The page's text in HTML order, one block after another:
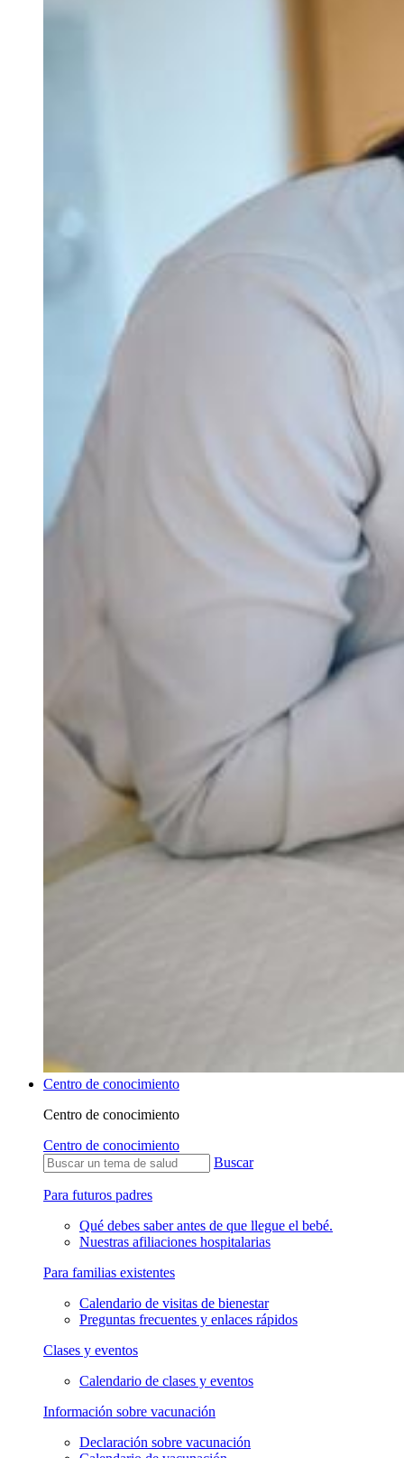
Centro de conocimiento
Centro de conocimiento
Centro de conocimiento
Buscar
Para futuros padres
Qué debes saber antes de que llegue el bebé.
Nuestras afiliaciones hospitalarias
Para familias existentes
Calendario de visitas de bienestar
Preguntas frecuentes y enlaces rápidos
Clases y eventos
Calendario de clases y eventos
Información sobre vacunación
Declaración sobre vacunación